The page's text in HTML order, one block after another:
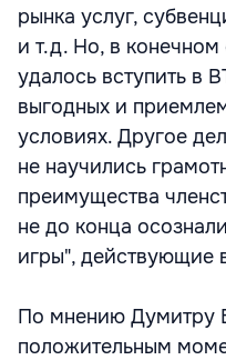
рынка услуг,
и т.д. Но, в конечном
удалось вступить в
выгодных и
условиях. Другое
не научились
преимущества
не до конца
игры", действующие
По мнению Думитру
положительным